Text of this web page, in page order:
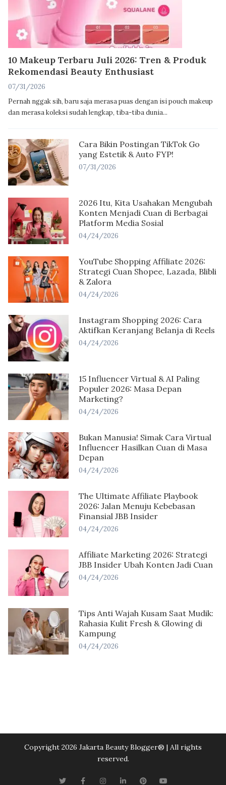
10 Makeup Terbaru Juli 2026: Tren & Produk
Rekomendasi Beauty Enthusiast
07/31/2026
Pernah nggak sih, baru saja merasa puas dengan isi pouch makeup
dan merasa koleksi sudah lengkap, tiba-tiba dunia...
Cara Bikin Postingan TikTok Go
yang Estetik & Auto FYP!
07/31/2026
2026 Itu, Kita Usahakan Mengubah
Konten Menjadi Cuan di Berbagai
Platform Media Sosial
04/24/2026
YouTube Shopping Affiliate 2026:
Strategi Cuan Shopee, Lazada, Blibli
& Zalora
04/24/2026
Instagram Shopping 2026: Cara
Aktifkan Keranjang Belanja di Reels
04/24/2026
15 Influencer Virtual & AI Paling
Populer 2026: Masa Depan
Marketing?
04/24/2026
Bukan Manusia! Simak Cara Virtual
Influencer Hasilkan Cuan di Masa
Depan
04/24/2026
The Ultimate Affiliate Playbook
2026: Jalan Menuju Kebebasan
Finansial JBB Insider
04/24/2026
Affiliate Marketing 2026: Strategi
JBB Insider Ubah Konten Jadi Cuan
04/24/2026
Tips Anti Wajah Kusam Saat Mudik:
Rahasia Kulit Fresh & Glowing di
Kampung
04/24/2026
Copyright 2026 Jakarta Beauty Blogger®️ | All rights
reserved.